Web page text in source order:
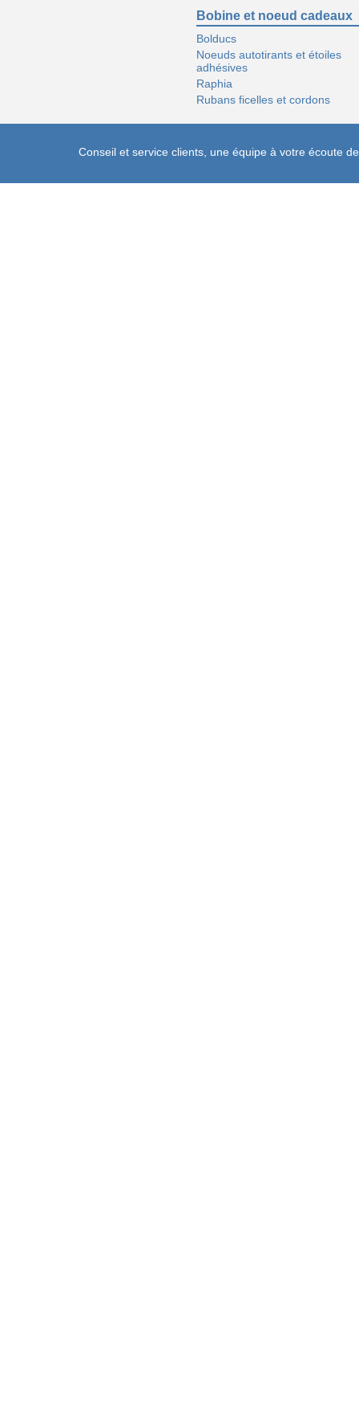
Bobine et noeud cadeaux
Bolducs
Noeuds autotirants et étoiles
adhésives
Raphia
Rubans ficelles et cordons
Conseil et service clients, une équipe à votre écoute